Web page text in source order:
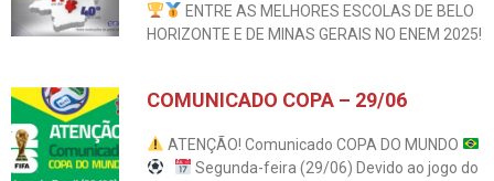
ENTRE AS MELHORES ESCOLAS DE BELO
HORIZONTE E DE MINAS GERAIS NO ENEM 2025!
COMUNICADO COPA – 29/06
ATENÇÃO! Comunicado COPA DO MUNDO
Segunda-feira (29/06) Devido ao jogo do